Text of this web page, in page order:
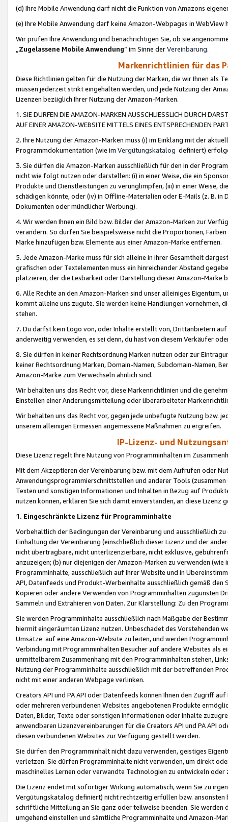
(d) Ihre Mobile Anwendung darf nicht die Funktion von Amazons
(e) Ihre Mobile Anwendung darf keine Amazon-Webpages in WebView
Wir prüfen Ihre Anwendung und benachrichtigen Sie, ob sie
„Zugelassene Mobile Anwendung“ im Sinne derVereinbarung.
Markenrichtlinien für das
Diese Richtlinien gelten für die Nutzung der Marken, die wir Ihnen als
müssen jederzeit strikt eingehalten werden, und jede Nutzung der
Lizenzen bezüglich Ihrer Nutzung der Amazon-Marken.
1. SIE DÜRFEN DIE AMAZON-MARKEN AUSSCHLIESSLICH DURCH
AUF EINER AMAZON-WEBSITE MITTELS EINES ENTSPRECHENDEN
2. Ihre Nutzung der Amazon-Marken muss (i) im Einklang mit der
Programmdokumentation (wie im Vergütungskatalog definiert)
3. Sie dürfen die Amazon-Marken ausschließlich für den in der
nicht wie folgt nutzen oder darstellen: (i) in einer Weise, die ein
Produkte und Dienstleistungen zu verunglimpfen, (iii) in einer Weise,
schädigen könnte, oder (iv) in Offline-Materialien oder E-Mails (z. B. in
Dokumenten oder mündlicher Werbung).
4. Wir werden Ihnen ein Bild bzw. Bilder der Amazon-Marken zur
verändern. So dürfen Sie beispielsweise nicht die Proportionen,
Marke hinzufügen bzw. Elemente aus einer Amazon-Marke entfernen.
5. Jede Amazon-Marke muss für sich alleine in ihrer Gesamtheit
grafischen oder Textelementen muss ein hinreichender Abstand
platzieren, der die Lesbarkeit oder Darstellung dieser Amazon-Marke
6. Alle Rechte an den Amazon-Marken sind unser alleiniges
kommt alleine uns zugute. Sie werden keine Handlungen vornehmen,
stehen.
7. Du darfst kein Logo von, oder Inhalte erstellt von,Drittanbietern auf
anderweitig verwenden, es sei denn, du hast von diesem Verkäufer
8. Sie dürfen in keiner Rechtsordnung Marken nutzen oder zur
keiner Rechtsordnung Marken, Domain-Namen, Subdomain-Namen,
Amazon-Marke zum Verwechseln ähnlich sind.
Wir behalten uns das Recht vor, diese Markenrichtlinien und die
Einstellen einer Änderungsmitteilung oder überarbeiteter
Wir behalten uns das Recht vor, gegen jede unbefugte Nutzung bzw.
unserem alleinigen Ermessen angemessene Maßnahmen zu ergreifen.
IP-Lizenz- und
Diese Lizenz regelt Ihre Nutzung von Programminhalten im
Mit dem Akzeptieren der Vereinbarung bzw. mit dem Aufrufen oder
Anwendungsprogrammierschnittstellen und anderer Tools (zusammen
Texten und sonstigen Informationen und Inhalten in Bezug auf
nutzen können, erklären Sie sich damit einverstanden, an diese Lizenz
1. Eingeschränkte Lizenz für Programminhalte
Vorbehaltlich der Bedingungen der Vereinbarung und ausschließlich
Einhaltung der Vereinbarung (einschließlich dieser Lizenz und der
nicht übertragbare, nicht unterlizenzierbare, nicht exklusive,
anzuzeigen; (b) nur diejenigen der Amazon-Marken zu verwenden
Programminhalte, ausschließlich auf Ihrer Website und in
API, Datenfeeds und Produkt-Werbeinhalte ausschließlich gemäß
Kopieren oder andere Verwenden von Programminhalten zugunsten
Sammeln und Extrahieren von Daten. Zur Klarstellung: Zu den
Sie werden Programminhalte ausschließlich nach Maßgabe der
hiermit eingeräumten Lizenz nutzen. Unbeschadet des Vorstehenden
Umsätze auf eine Amazon-Website zu leiten, und werden
Verbindung mit Programminhalten Besucher auf andere Websites als
unmittelbarem Zusammenhang mit den Programminhalten stehen,
Nutzung der Programminhalte ausschließlich mit der betreffenden
nicht mit einer anderen Webpage verlinken.
Creators API und PA API oder Datenfeeds können Ihnen den Zugriff
oder mehreren verbundenen Websites angebotenen Produkte
Daten, Bilder, Texte oder sonstigen Informationen oder Inhalte
anwendbaren Lizenzvereinbarungen für die Creators API und PA API
diesen verbundenen Websites zur Verfügung gestellt werden.
Sie dürfen den Programminhalt nicht dazu verwenden, geistiges
verletzen. Sie dürfen Programminhalte nicht verwenden, um direkt
maschinelles Lernen oder verwandte Technologien zu entwickeln
Die Lizenz endet mit sofortiger Wirkung automatisch, wenn Sie zu
Vergütungskatalog definiert) nicht rechtzeitig erfüllen bzw. ansonsten
schriftliche Mitteilung an Sie ganz oder teilweise beenden. Sie werden
umgehend einstellen und sämtliche Programminhalte und Amazon-